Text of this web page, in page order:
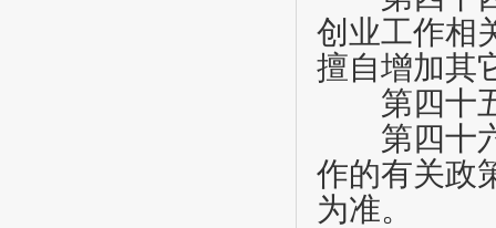
创业工作相
擅自增加其
第四十
第四十
作的有关政
为准。